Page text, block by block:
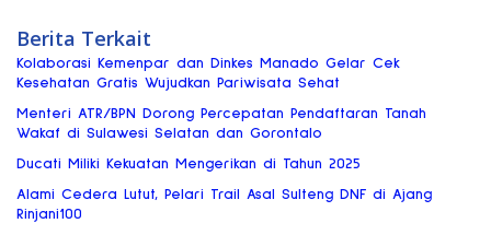
Berita Terkait
Kolaborasi Kemenpar dan Dinkes Manado Gelar Cek
Kesehatan Gratis Wujudkan Pariwisata Sehat
Menteri ATR/BPN Dorong Percepatan Pendaftaran Tanah
Wakaf di Sulawesi Selatan dan Gorontalo
Ducati Miliki Kekuatan Mengerikan di Tahun 2025
Alami Cedera Lutut, Pelari Trail Asal Sulteng DNF di Ajang
Rinjani100